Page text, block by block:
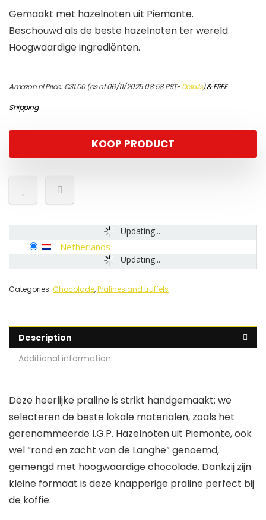
Gemaakt met hazelnoten uit Piemonte.
Beschouwd als de beste hazelnoten ter wereld.
Hoogwaardige ingrediënten.
Amazon.nl Price:€31.00(as of 06/11/2025 08:58 PST-Details)&FREE
Shipping.
KOOP PRODUCT
Updating...
Updating...
Netherlands -
Categories: Chocolade,Pralines and truffels
Description
Additional information
Deze heerlijke praline is strikt handgemaakt: we
selecteren de beste lokale materialen, zoals het
gerenommeerde I.G.P. Hazelnoten uit Piemonte, ook
wel “rond en zacht van de Langhe” genoemd,
gemengd met hoogwaardige chocolade. Dankzij zijn
kleine formaat is deze knapperige praline perfect bij
de koffie.